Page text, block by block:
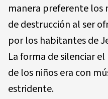
manera preferente los
de destrucción al ser
por los habitantes de
La forma de silenciar
de los niños era con
estridente.